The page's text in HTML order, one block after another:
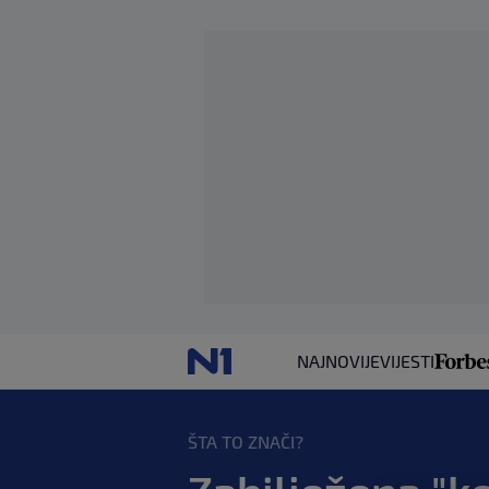
NAJNOVIJEVIJESTI
ŠTA TO ZNAČI?